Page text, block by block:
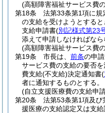
(高額障害福祉サービス費
第18条
法第33条第1項に規
の支給を受けようとする
支給申請書(別記様式第23
添えて申請しなければなら
(高額障害福祉サービス費
第19条
市長は、 前条の申
サービス費の支給の要否
費支給(不支給)決定通知書(
者に通知するものとする。
(自立支援医療費の支給申
第20条
法第53条第1項及び
援医療の支給認定又は支